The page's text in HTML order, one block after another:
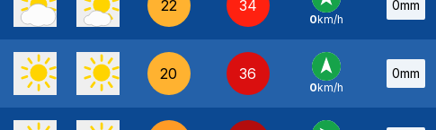
22 34
S -
0km/h
0mm
20 36
S -
0km/h
0mm